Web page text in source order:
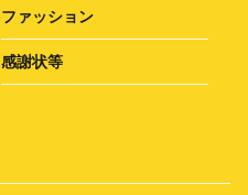
ファッション
感謝状等